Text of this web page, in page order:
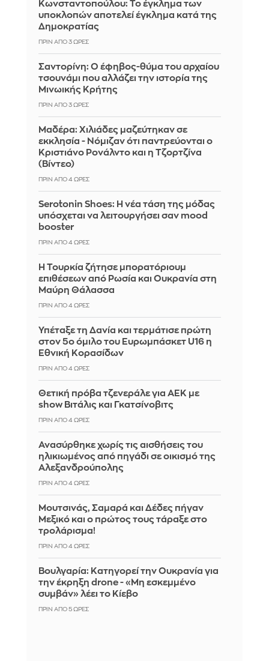
Κωνσταντοπούλου: Το έγκλημα των
υποκλοπών αποτελεί έγκλημα κατά της
Δημοκρατίας
ΠΡΙΝ ΑΠΌ 3 ΏΡΕΣ
Σαντορίνη: Ο έφηβος-θύμα του αρχαίου
τσουνάμι που αλλάζει την ιστορία της
Μινωικής Κρήτης
ΠΡΙΝ ΑΠΌ 3 ΏΡΕΣ
Μαδέρα: Χιλιάδες μαζεύτηκαν σε
εκκλησία - Νόμιζαν ότι παντρεύονται ο
Κριστιάνο Ρονάλντο και η Τζορτζίνα
(Βίντεο)
ΠΡΙΝ ΑΠΌ 4 ΏΡΕΣ
Serotonin Shoes: Η νέα τάση της μόδας
υπόσχεται να λειτουργήσει σαν mood
booster
ΠΡΙΝ ΑΠΌ 4 ΏΡΕΣ
Η Τουρκία ζήτησε μπορατόριουμ
επιθέσεων από Ρωσία και Ουκρανία στη
Μαύρη Θάλασσα
ΠΡΙΝ ΑΠΌ 4 ΏΡΕΣ
Υπέταξε τη Δανία και τερμάτισε πρώτη
στον 5ο όμιλο του Ευρωμπάσκετ U16 η
Εθνική Κορασίδων
ΠΡΙΝ ΑΠΌ 4 ΏΡΕΣ
Θετική πρόβα τζενεράλε για ΑΕΚ με
show Βιτάλις και Γκατσίνοβιτς
ΠΡΙΝ ΑΠΌ 4 ΏΡΕΣ
Ανασύρθηκε χωρίς τις αισθήσεις του
ηλικιωμένος από πηγάδι σε οικισμό της
Αλεξανδρούπολης
ΠΡΙΝ ΑΠΌ 4 ΏΡΕΣ
Μουτσινάς, Σαμαρά και Δέδες πήγαν
Μεξικό και ο πρώτος τους τάραξε στο
τρολάρισμα!
ΠΡΙΝ ΑΠΌ 4 ΏΡΕΣ
Βουλγαρία: Κατηγορεί την Ουκρανία για
την έκρηξη drone - «Μη εσκεμμένο
συμβάν» λέει το Κίεβο
ΠΡΙΝ ΑΠΌ 5 ΏΡΕΣ